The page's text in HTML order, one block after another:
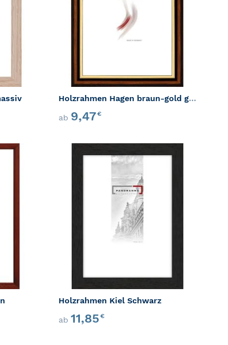
Holzrahmen Hagen braun-gold glänzend
ab 9,47€
ZUR WUNSCHLISTE HINZUFÜGEN
ZUR VERGLEICHSLISTE HINZUFÜGEN
Holzrahmen Kiel Schwarz
ab 11,85€